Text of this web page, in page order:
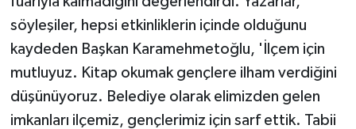
söyleşiler, hepsi etkinliklerin içinde olduğunu
kaydeden Başkan Karamehmetoğlu, 'İlçem için
mutluyuz. Kitap okumak gençlere ilham verdiğini
düşünüyoruz. Belediye olarak elimizden gelen
imkanları ilçemiz, gençlerimiz için sarf ettik. Tabii